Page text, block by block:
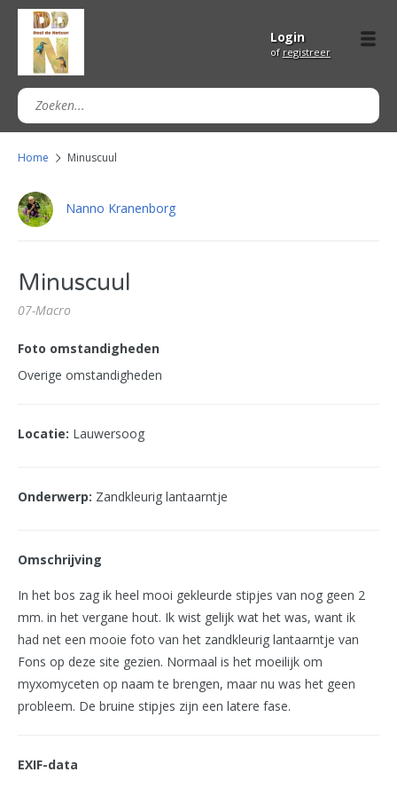
Login
of registreer
Home Minuscuul
Nanno Kranenborg
Minuscuul
07-Macro
Foto omstandigheden
Overige omstandigheden
Locatie: Lauwersoog
Onderwerp: Zandkleurig lantaarntje
Omschrijving
In het bos zag ik heel mooi gekleurde stipjes van nog geen 2
mm. in het vergane hout. Ik wist gelijk wat het was, want ik
had net een mooie foto van het zandkleurig lantaarntje van
Fons op deze site gezien. Normaal is het moeilijk om
myxomyceten op naam te brengen, maar nu was het geen
probleem. De bruine stipjes zijn een latere fase.
EXIF-data